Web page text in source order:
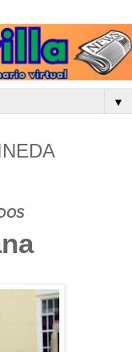
▼